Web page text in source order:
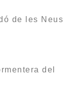
de les Neus
del